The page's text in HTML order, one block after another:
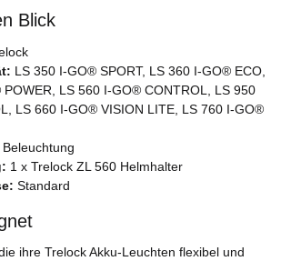
Blick
LS 350 I-GO® SPORT, LS 360 I-GO® ECO,
LS 560 I-GO® CONTROL, LS 950
LS 660 I-GO® VISION LITE, LS 760 I-GO®
1 x Trelock ZL 560 Helmhalter
Standard
ihre Trelock Akku-Leuchten flexibel und